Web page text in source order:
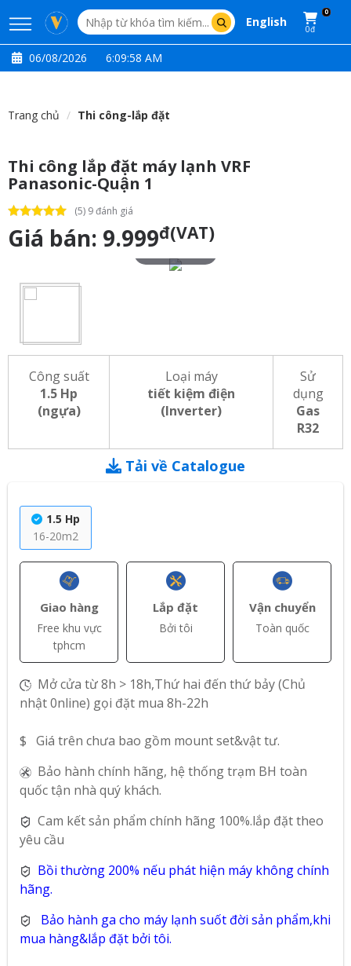
English
0
0đ
06/08/2026 6:09:58 AM
Trang chủ Thi công-lắp đặt
Thi công lắp đặt máy lạnh VRF
Panasonic-Quận 1
(5) 9 đánh giá
Giá bán: 9.999đ(VAT)
Công suất
1.5 Hp
(ngựa)
Loại máy
tiết kiệm điện
(Inverter)
Sử
dụng
Gas
R32
Tải về Catalogue
1.5 Hp
16-20m2
Giao hàng
Free khu vực
tphcm
Lắp đặt
Bởi tôi
Vận chuyển
Toàn quốc
Mở cửa từ 8h > 18h,Thứ hai đến thứ bảy (Chủ
nhật 0nline) gọi đặt mua 8h-22h
$ Giá trên chưa bao gồm mount set&vật tư.
Bảo hành chính hãng, hệ thống trạm BH toàn
quốc tận nhà quý khách.
Cam kết sản phẩm chính hãng 100%.lắp đặt theo
yêu cầu
Bồi thường 200% nếu phát hiện máy không chính
hãng.
Bảo hành ga cho máy lạnh suốt đời sản phẩm,khi
mua hàng&lắp đặt bởi tôi.